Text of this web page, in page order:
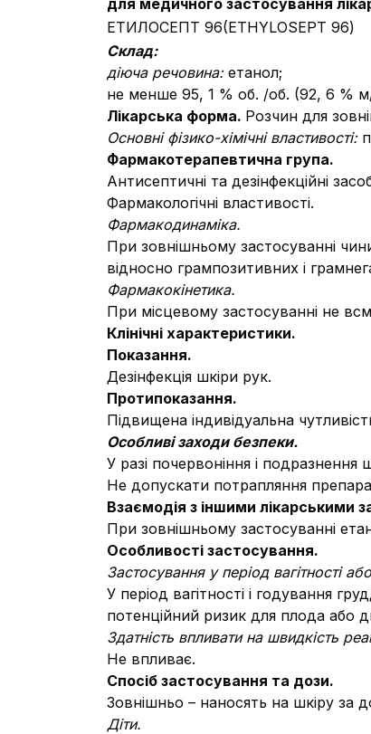
для медичного застосування
ЕТИЛОСЕПТ 96(ETHYLOSEPT 96)
Склад:
діюча речовина: етанол;
не менше 95, 1 % об. /об. (92, 6 %
Лікарська форма. Розчин для
Основні фізико-хімічні властивості:
Фармакотерапевтична група.
Антисептичні та дезінфекційні
Фармакологічні властивості.
Фармакодинаміка.
При зовнішньому застосуванні
відносно грампозитивних і
Фармакокінетика.
При місцевому застосуванні не
Клінічні характеристики.
Показання.
Дезінфекція шкіри рук.
Протипоказання.
Підвищена індивідуальна
Особливі заходи безпеки.
У разі почервоніння і
Не допускати потрапляння
Взаємодія з іншими лікарськими
При зовнішньому застосуванні
Особливості застосування.
Застосування у період вагітності
У період вагітності і годування
потенційний ризик для плода або
Здатність впливати на швидкість
Не впливає.
Спосіб застосування та дози.
Зовнішньо – наносять на шкіру за
Діти.